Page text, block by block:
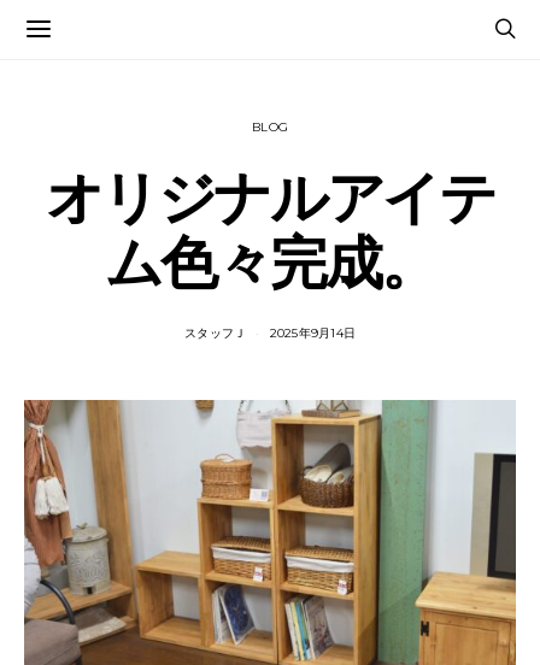
BLOG
オリジナルアイテ
ム色々完成。
スタッフＪ 2025年9月14日